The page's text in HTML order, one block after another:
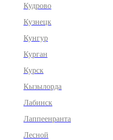
Кудрово
Кузнецк
Кунгур
Курган
Курск
Кызылорда
Лабинск
Лаппеенранта
Лесной